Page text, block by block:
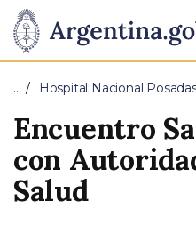
Presidencia
de
la
Nación
Pasar al contenido
… Hospital Nacional
Encuentro
con
Salud